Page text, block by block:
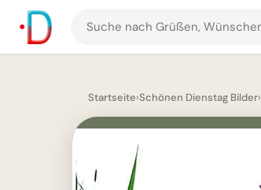
Suche
nach
und
Startseite›Schönen Dienstag Bilder›